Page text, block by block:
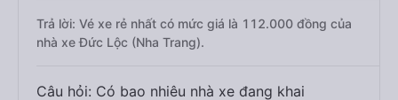
Trả lời: Vé xe rẻ nhất có mức giá là 112.000 đồng của
nhà xe Đức Lộc (Nha Trang).
Câu hỏi: Có bao nhiêu nhà xe đang khai